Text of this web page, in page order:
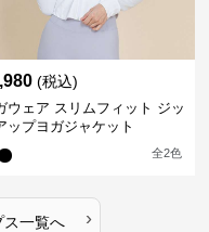
(税込)
ウェア スリムフィット ジッ
ップヨガジャケット
全2色
一覧へ ›